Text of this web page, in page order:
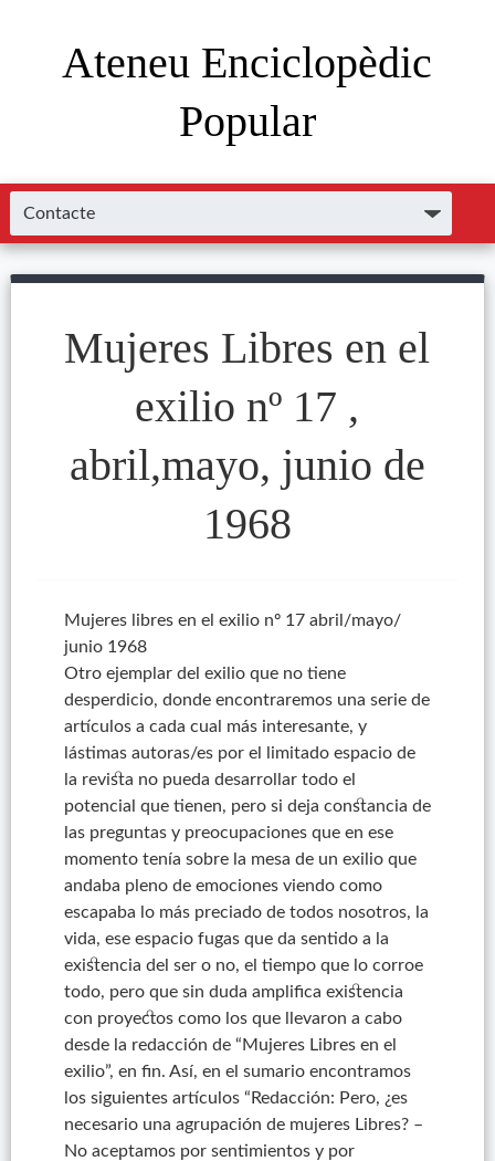
Ateneu Enciclopèdic
Popular
Mujeres Libres en el
exilio nº 17 ,
abril,mayo, junio de
1968
Mujeres libres en el exilio nº17 abril/mayo/
junio 1968
Otro ejemplar del exilio que no tiene
desperdicio, donde encontraremos una serie de
artículos a cada cual más interesante, y
lástimas autoras/es por el limitado espacio de
la revista no pueda desarrollar todo el
potencial que tienen, pero si deja constancia de
las preguntas y preocupaciones que en ese
momento tenía sobre la mesa de un exilio que
andaba pleno de emociones viendo como
escapaba lo más preciado de todos nosotros, la
vida, ese espacio fugas que da sentido a la
existencia del ser o no, el tiempo que lo corroe
todo, pero que sin duda amplifica existencia
con proyectos como los que llevaron a cabo
desde la redacción de “Mujeres Libres en el
exilio”, en fin. Así, en el sumario encontramos
los siguientes artículos “Redacción: Pero, ¿es
necesario una agrupación de mujeres Libres? –
No aceptamos por sentimientos y por